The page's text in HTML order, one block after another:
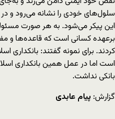
سلول‌های خودی را نشانه می‌رود و
این پیکر می‌شود. به هر صورت
برعهده کسانی است که قاعده‌ها و
کردند. برای نمونه گفتند: بانکداری
است اما در عمل همین بانکداری
بانکی نداشت.
گزارش: پیام عابدی